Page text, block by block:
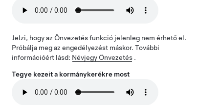
Jelzi, hogy az Önvezetésfunkció jelenleg nem érhető el.
Próbálja meg az engedélyezést máskor. További
információért lásd: NévjegyÖnvezetés .
Tegye kezeit a kormánykerékre most